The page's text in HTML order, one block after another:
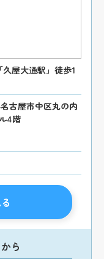
屋大通駅」徒歩1
古屋市中区丸の内
4階
ら